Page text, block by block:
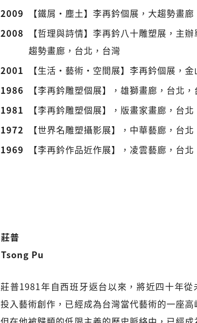
2009
【鐵屑‧塵土】李再鈐個展，大趨勢畫
2008
【哲理與詩情】李再鈐八十雕塑展，主
趨勢畫廊，台北，台灣
2001
【生活‧藝術‧空間展】李再鈐個展，
1986
【李再鈐雕塑個展】，雄獅畫廊，台北，
1981
【李再鈐雕塑個展】，版畫家畫廊，台北
1972
【世界名雕塑攝影展】，中華藝廊，台北
1969
【李再鈐作品近作展】，凌雲藝廊，台北
莊普
Tsong Pu
莊普1981年自西班牙返台以來，將近四十年從
投入藝術創作，已經成為台灣當代藝術的一座高